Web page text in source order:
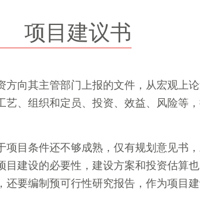
项目建议书
向其主管部门上报的文件，从宏观上
、组织和定员、投资、效益、风险等
目条件还不够成熟，仅有规划意见书
建设的必要性，建设方案和投资估算
要编制预可行性研究报告，作为项目建